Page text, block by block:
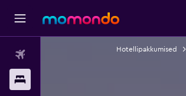
Hotellipakkumised